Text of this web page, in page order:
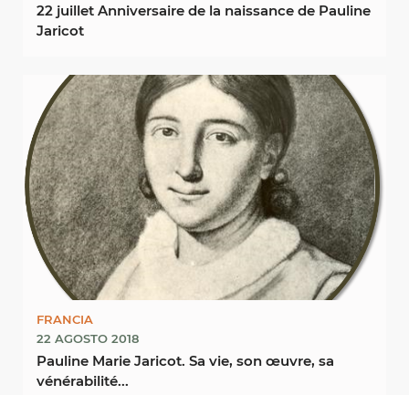
22 juillet Anniversaire de la naissance de Pauline
Jaricot
FRANCIA
22 AGOSTO 2018
Pauline Marie Jaricot. Sa vie, son œuvre, sa
vénérabilité...